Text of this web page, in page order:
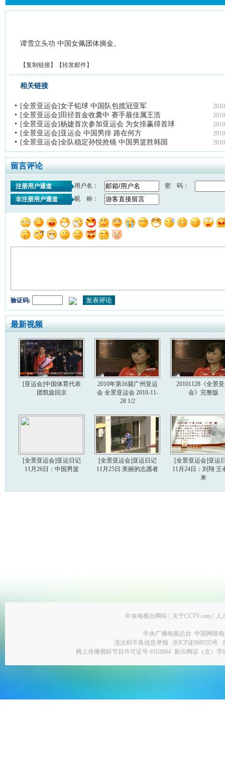
谭雪立头功 中国女佩团体摘金。
【复制链接】【转发邮件】
相关链接
[全景亚运会]女子铅球 中国队包揽冠亚军
[全景亚运会]田径首金收囊中 赛手最佳属王浩
[全景亚运会]杨婕首次参加亚运会 为女排赢得首球
[全景亚运会]亚运会 中国男排 路在何方
[全景亚运会]全队稳定孙悦抢镜 中国男篮胜韩国
留言评论
注册用户通道 用户名：
密 码：
非注册用户通道
昵 称：
验证码:
最新视频
[亚运会]中国体育代表
团凯旋回京
2010年第16届广州亚运
会 全景亚运会 2010-11-
28 1/2
20101128《全景
会》完整版
[全景亚运会]亚运日记
11月26日：中国男篮
[全景亚运会]亚运日记
11月25日:美丽的志愿者
[全景亚运会]亚运
11月24日：刘翔 王
来
中央电视台网站 关于CCTV.com 人
中央广播电视总台 中国网络
违法和不良信息举报
京ICP证060535号
网上传播视听节目许可证号 0102004 新出网证（京）